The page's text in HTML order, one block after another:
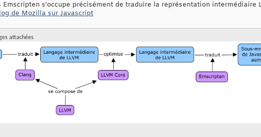
Emscripten s'occupe précisément de traduire la représentation intermédiaire
de Mozilla sur Javascript
attachées